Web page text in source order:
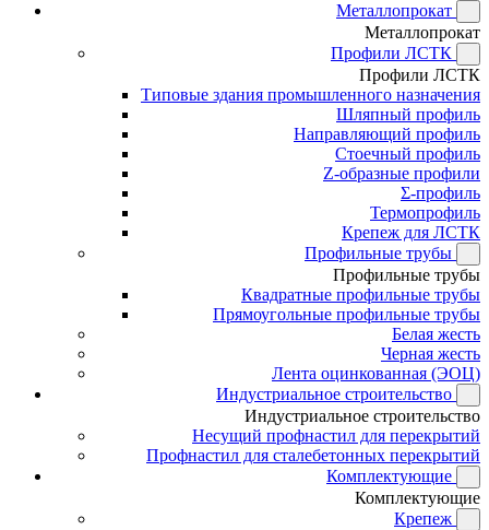
Металлопрокат
Металлопрокат
Профили ЛСТК
Профили ЛСТК
Типовые здания промышленного назначения
Шляпный профиль
Направляющий профиль
Стоечный профиль
Z-образные профили
Σ-профиль
Термопрофиль
Крепеж для ЛСТК
Профильные трубы
Профильные трубы
Квадратные профильные трубы
Прямоугольные профильные трубы
Белая жесть
Черная жесть
Лента оцинкованная (ЭОЦ)
Индустриальное строительство
Индустриальное строительство
Несущий профнастил для перекрытий
Профнастил для сталебетонных перекрытий
Комплектующие
Комплектующие
Крепеж